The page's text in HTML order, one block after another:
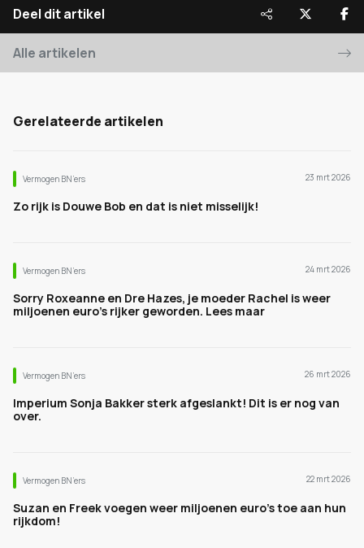
Deel dit artikel
Alle artikelen
Gerelateerde artikelen
Vermogen BN’ers 23 mrt 2026
Zo rijk is Douwe Bob en dat is niet misselijk!
Vermogen BN’ers 24 mrt 2026
Sorry Roxeanne en Dre Hazes, je moeder Rachel is weer
miljoenen euro's rijker geworden. Lees maar
Vermogen BN’ers 26 mrt 2026
Imperium Sonja Bakker sterk afgeslankt! Dit is er nog van
over.
Vermogen BN’ers 22 mrt 2026
Suzan en Freek voegen weer miljoenen euro's toe aan hun
rijkdom!